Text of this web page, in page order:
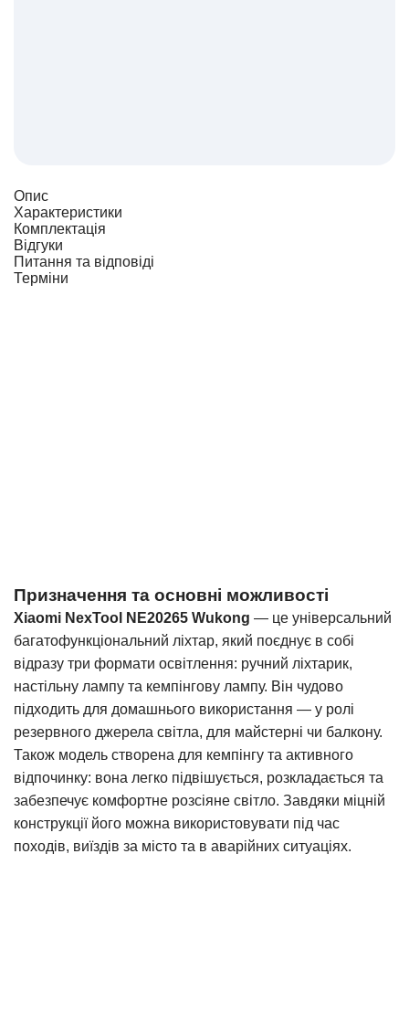
Опис
Характеристики
Комплектація
Відгуки
Питання та відповіді
Терміни
Призначення та основні можливості
Xiaomi NexTool NE20265 Wukong — це універсальний
багатофункціональний ліхтар, який поєднує в собі
відразу три формати освітлення: ручний ліхтарик,
настільну лампу та кемпінгову лампу. Він чудово
підходить для домашнього використання — у ролі
резервного джерела світла, для майстерні чи балкону.
Також модель створена для кемпінгу та активного
відпочинку: вона легко підвішується, розкладається та
забезпечує комфортне розсіяне світло. Завдяки міцній
конструкції його можна використовувати під час
походів, виїздів за місто та в аварійних ситуаціях.